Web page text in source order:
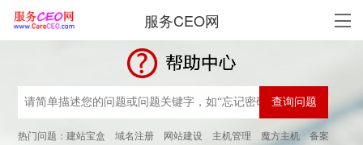
服务CEO网
热门问题：建站宝盒 域名注册 网站建设 主机管理 魔方主机 备案